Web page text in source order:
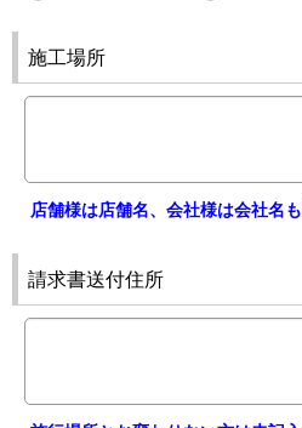
施工場所
店舗様は店舗名、会社様は会社名
請求書送付住所